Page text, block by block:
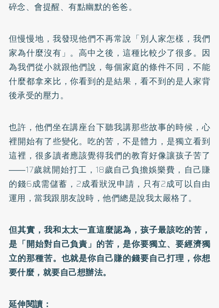
碎念、會提醒、有點幽默的爸爸。
但慢慢地，我發現他們不再常說「別人家怎樣，我們
家為什麼沒有」。高中之後，這種比較少了很多。因
為我們從小就跟他們說，每個家庭的條件不同，不能
什麼都拿來比，你看到的是結果，看不到的是人家背
後承受的壓力。
也許，他們坐在講座台下聽我講那些故事的時候，心
裡開始有了些變化。吃的苦，不是體力，是獨立看到
這裡，很多讀者應該覺得我們的教育好像讓孩子苦了
――17歲就開始打工，18歲自己負擔娛樂費，自己賺
的錢6成需儲蓄，2成看狀況申請，只有2成可以自由
運用，當我跟朋友說時，他們總是說我太嚴格了。
但其實，我和太太一直這麼認為，孩子最該吃的苦，
是「開始對自己負責」的苦，是你要獨立、要經濟獨
立的那種苦。也就是你自己賺的錢要自己打理，你想
要什麼，就要自己想辦法。
延伸閱讀：